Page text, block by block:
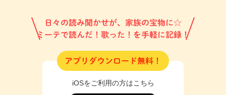
日々の読み聞かせが、家族の宝物に☆
ミーテで読んだ！歌った！を手軽に記録！
アプリダウンロード無料！
iOSをご利用の方はこちら